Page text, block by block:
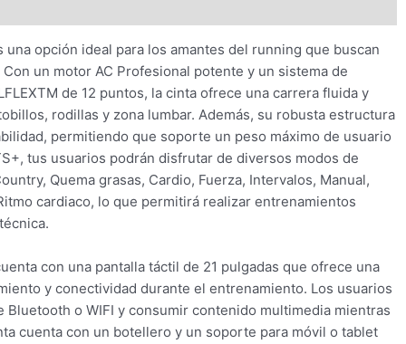
una opción ideal para los amantes del running que buscan
un motor AC Profesional potente y un sistema de
de 12 puntos, la cinta ofrece una carrera fluida y
rodillas y zona lumbar. Además, su robusta estructura
permitiendo que soporte un peso máximo de usuario
tus usuarios podrán disfrutar de diversos modos de
Quema grasas, Cardio, Fuerza, Intervalos, Manual,
cardiaco, lo que permitirá realizar entrenamientos
con una pantalla táctil de 21 pulgadas que ofrece una
y conectividad durante el entrenamiento. Los usuarios
Bluetooth o WIFI y consumir contenido multimedia mientras
cuenta con un botellero y un soporte para móvil o tablet